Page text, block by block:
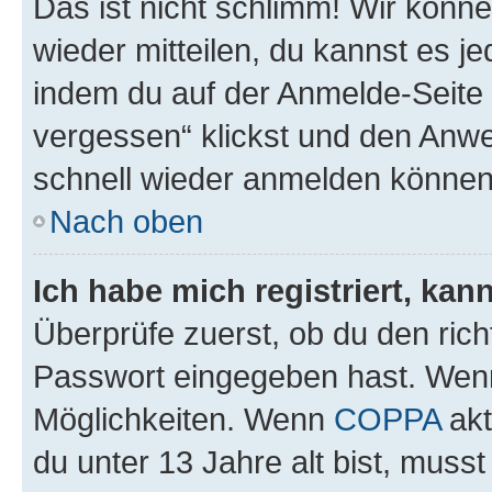
wieder mitteilen, du kannst es
indem du auf der Anmelde-
vergessen“ klickst und den
schnell wieder anmelden
Nach oben
Ich habe mich registriert,
Überprüfe zuerst, ob du den
Passwort eingegeben hast.
Möglichkeiten. Wenn COPPA
du unter 13 Jahre alt bist,